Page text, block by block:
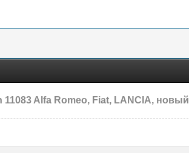
Alfa Romeo, Fiat, LANCIA, новый